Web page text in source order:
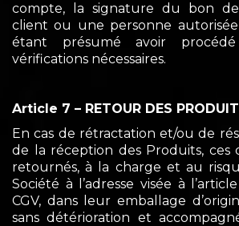
compte, la signature du bon
client ou une personne
étant présumé avoir
vérifications nécessaires.
Article 7 – RETOUR DES
En cas de rétractation et/ou de
de la réception des Produits, ces
retournés, à la charge et au
Société à l’adresse visée à
CGV, dans leur emballage
sans détérioration et